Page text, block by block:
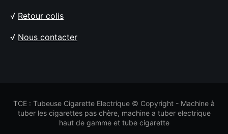
√ Retour colis
√ Nous contacter
TCE : Tubeuse Cigarette Electrique © Copyright - Machine à
tuber les cigarettes pas chère, machine a tuber electrique
haut de gamme et tube cigarette